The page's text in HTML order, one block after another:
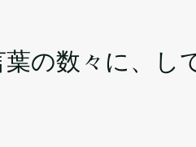
の数々に、し